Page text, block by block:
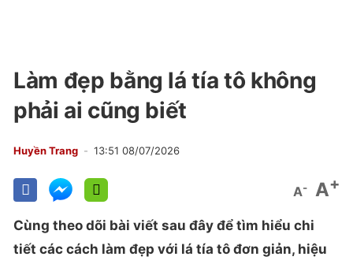
Làm đẹp bằng lá tía tô không
phải ai cũng biết
Huyền Trang 13:51 08/07/2026
A- A+
Cùng theo dõi bài viết sau đây để tìm hiểu chi
tiết các cách làm đẹp với lá tía tô đơn giản, hiệu